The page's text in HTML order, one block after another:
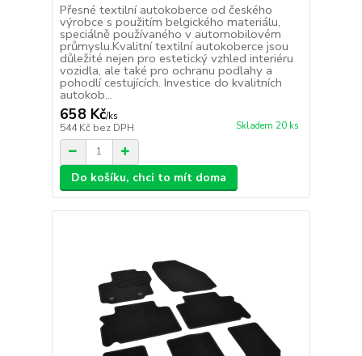
Přesné textilní autokoberce od českého
výrobce s použitím belgického materiálu,
speciálně používaného v automobilovém
průmyslu.Kvalitní textilní autokoberce jsou
důležité nejen pro estetický vzhled interiéru
vozidla, ale také pro ochranu podlahy a
pohodlí cestujících. Investice do kvalitních
autokob...
658 Kč/ks
544 Kč bez DPH Skladem 20 ks
Do košíku, chci to mít doma